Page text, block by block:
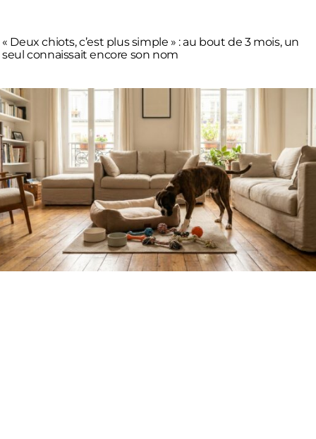
« Deux chiots, c’est plus simple » : au bout de 3 mois, un
seul connaissait encore son nom